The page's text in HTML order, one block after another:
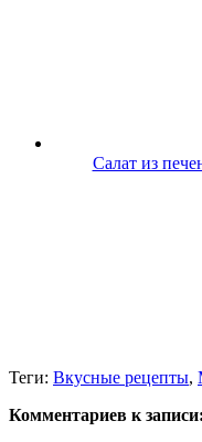
Салат из
Теги: Вкусные рецепты,
Комментариев к записи: